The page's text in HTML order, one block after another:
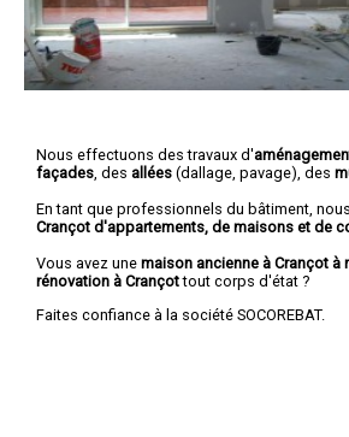
Nous effectuons des travaux d'
façades , des allées (dallage, pavage), des
En tant que professionnels du bâtiment,
Crançot d'appartements, de maisons et de
Vous avez une maison ancienne à Crançot à
rénovation à Crançottout corps d'état ?
Faites confiance à la société SOCOREBAT.